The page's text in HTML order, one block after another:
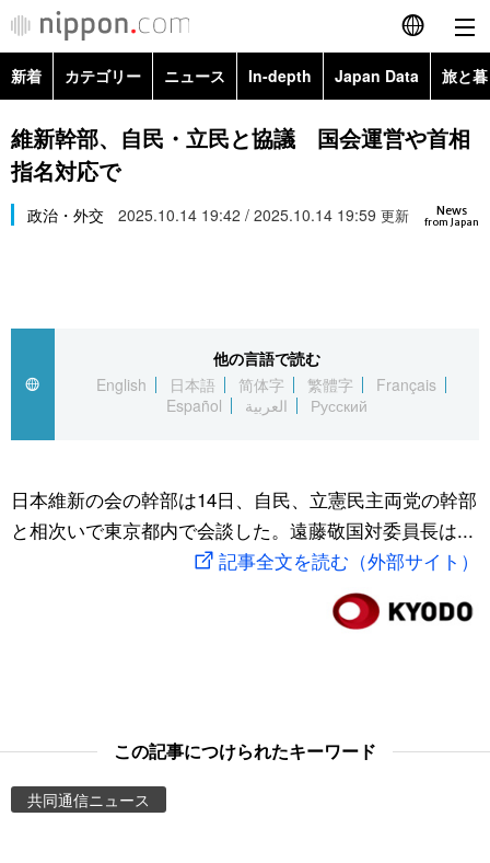
English
简体字
Русский
カテゴリー
経済・ビジネス
国際
文化
トップ
アーカイブ
In-depth
Japan Data
動画/Live
新着 カテゴリー ニュース In-depth Japan Data 旅と
政治・外交
経済・ビジネス
スポーツ・東京2020
Topics
維新幹部、自民・立民と協議 国会運営や首相
指名対応で
News
from Japan
政治・外交 2025.10.14 19:42 / 2025.10.14 19:59 更新
他の言語で読む
English
日本語 简体字 繁體字
Français
Español
العربية Русский
日本維新の会の幹部は14日、自民、立憲民主両党の幹部
と相次いで東京都内で会談した。遠藤敬国対委員長は...
記事全文を読む（外部サイト）
この記事につけられたキーワード
共同通信ニュース